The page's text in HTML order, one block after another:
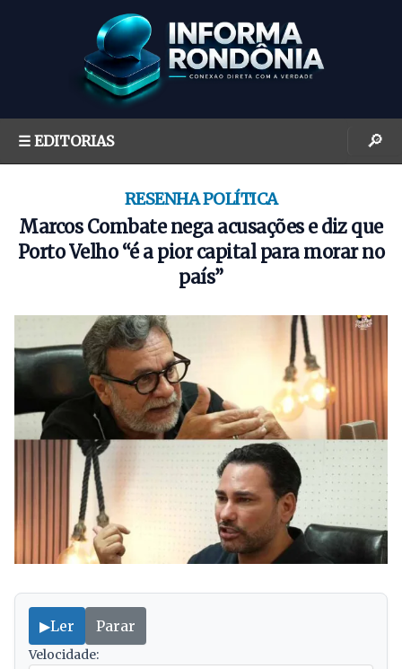
☰ EDITORIAS 🔎
RESENHA POLÍTICA
Marcos Combate nega acusações e diz que
Porto Velho “é a pior capital para morar no
país”
▶Ler Parar
Velocidade: